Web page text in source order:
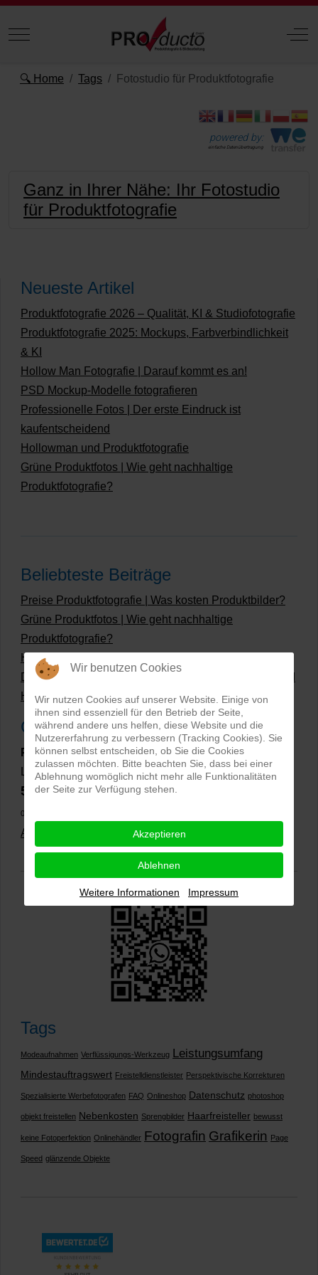
Mobile Menu Toggle Off-
🔍 Home Tags Fotostudio für Produktfotografie
powered by:
einfache Datenübertragung
Ganz in Ihrer Nähe: Ihr Fotostudio
für Produktfotografie
Neueste Artikel
Produktfotografie 2026 – Qualität, KI & Studiofotografie
Produktfotografie 2025: Mockups, Farbverbindlichkeit
& KI
Hollow Man Fotografie | Darauf kommt es an!
PSD Mockup-Modelle fotografieren
Professionelle Fotos | Der erste Eindruck ist
kaufentscheidend
Hollowman und Produktfotografie
Grüne Produktfotos | Wie geht nachhaltige
Produktfotografie?
Beliebteste Beiträge
Preise Produktfotografie | Was kosten Produktbilder?
Grüne Produktfotos | Wie geht nachhaltige
Produktfotografie?
Hollow Man Fotografie | Darauf kommt es an!
Dateiformate und Bilder mit transparentem Hintergrund
Hollowman und Produktfotografie
Google Rezensionen
PRO-ducto GmbH, Fotografie und Bildbearbeitung in
Lichtenau
5,0⭐⭐⭐⭐⭐bei144 Google-Rezensionen
02.01.2026)
Alle Rezensionen ansehen|Bewertung abgeben
Tags
Modeaufnahmen Verflüssigungs-Werkzeug Leistungsumfang
Mindestauftragswert Freistelldienstleister Perspektivische Korrekturen
Spezialisierte Werbefotografen FAQ Onlineshop Datenschutz photoshop
objekt freistellen Nebenkosten Sprengbilder Haarfreisteller bewusst
keine Fotoperfektion Onlinehändler Fotografin Grafikerin Page
Speed glänzende Objekte
Wir benutzen Cookies
Wir nutzen Cookies auf unserer Website. Einige von
ihnen sind essenziell für den Betrieb der Seite,
während andere uns helfen, diese Website und die
Nutzererfahrung zu verbessern (Tracking Cookies). Sie
können selbst entscheiden, ob Sie die Cookies
zulassen möchten. Bitte beachten Sie, dass bei einer
Ablehnung womöglich nicht mehr alle Funktionalitäten
der Seite zur Verfügung stehen.
Akzeptieren
Ablehnen
Weitere Informationen Impressum